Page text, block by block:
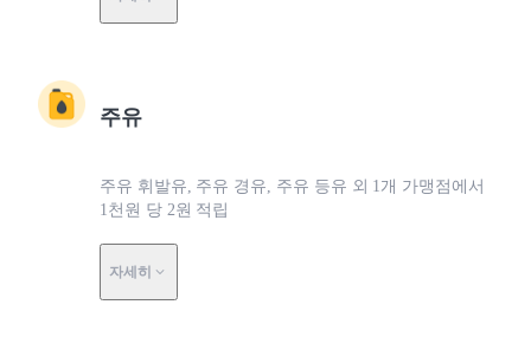
주유
주유 휘발유, 주유 경유, 주유 등유 외 1개 가맹점에서
1천원 당 2원 적립
자세히